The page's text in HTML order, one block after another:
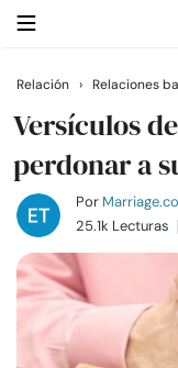
Buscar
Casarse
Relaciones
Familia
Relación › Relaciones
Versículos
perdonar a
Por
25.1k Lecturas